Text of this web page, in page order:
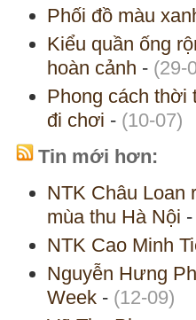
Phối đồ màu
Kiểu quần ống
hoàn cảnh - (29-
Phong cách thời
đi chơi - (10-07)
Tin mới hơn:
NTK Châu Loan
mùa thu Hà Nội -
NTK Cao Minh
Nguyễn Hưng
Week - (12-09)